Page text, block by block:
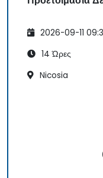
2026-09-11
14 Ώρες
Nicosia